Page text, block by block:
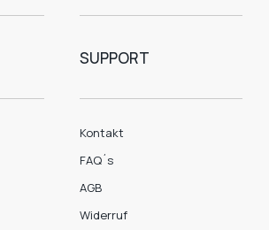
SUPPORT
Kontakt
FAQ´s
AGB
Widerruf